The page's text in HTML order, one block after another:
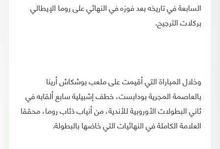
السابعة في تاريخه بعد فوزه في النهائي على روما الإيطالي
بركلات الترجيح.
وخلال المباراة التي أقيمت على ملعب بوشكاش أرينا
بالعاصمة المجرية بودابست، خطف إشبيلية سابع ألقابه في
ثاني البطولات الأوروبية للأندية، من أنياب ذئاب روما، محققا
العلامة الكاملة في النهائيات التي خاضها بالبطولة.